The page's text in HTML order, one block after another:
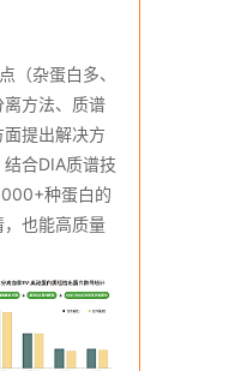
（杂蛋白多、
方法、质谱
提出解决方
合DIA质谱技
种蛋白的
也能高质量